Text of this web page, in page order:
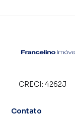
Francelino
CRECI: 4262J
Contato